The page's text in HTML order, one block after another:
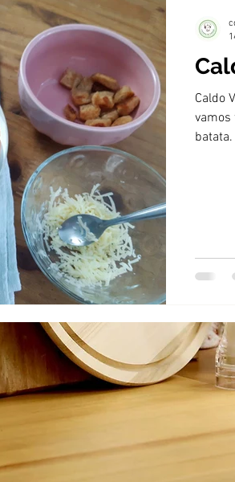
vindo
da
Caldo
vamos
batata.